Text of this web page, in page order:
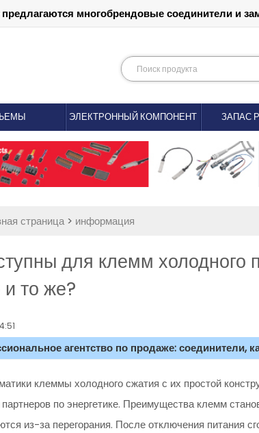
многобрендовые соединители и
ЭЛЕКТРОННЫЙ КОМПОНЕНТ ЗАПАС
страница> информация
для клемм холодного
и то же?
агентство по продаже: соединители,
клеммы холодного сжатия с их простой
по энергетике. Преимущества клемм
из-за перегорания. После отключения питания